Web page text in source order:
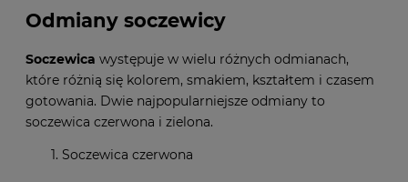
Odmiany soczewicy
Soczewica występuje w wielu różnych odmianach,
które różnią się kolorem, smakiem, kształtem i czasem
gotowania. Dwie najpopularniejsze odmiany to
soczewica czerwona i zielona.
Soczewica czerwona